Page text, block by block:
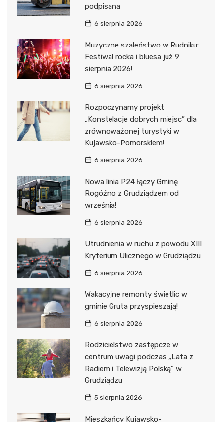
podpisana
6 sierpnia 2026
Muzyczne szaleństwo w Rudniku:
Festiwal rocka i bluesa już 9
sierpnia 2026!
6 sierpnia 2026
Rozpoczynamy projekt
„Konstelacje dobrych miejsc” dla
zrównoważonej turystyki w
Kujawsko-Pomorskiem!
6 sierpnia 2026
Nowa linia P24 łączy Gminę
Rogóźno z Grudziądzem od
września!
6 sierpnia 2026
Utrudnienia w ruchu z powodu XIII
Kryterium Ulicznego w Grudziądzu
6 sierpnia 2026
Wakacyjne remonty świetlic w
gminie Gruta przyspieszają!
6 sierpnia 2026
Rodzicielstwo zastępcze w
centrum uwagi podczas „Lata z
Radiem i Telewizją Polską” w
Grudziądzu
5 sierpnia 2026
Mieszkańcy Kujawsko-